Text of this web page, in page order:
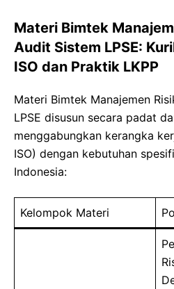
Materi Bimtek
Audit Sistem LPSE:
ISO dan Praktik LKPP
Materi Bimtek Manajemen
LPSE disusun secara padat
menggabungkan kerangka
ISO) dengan kebutuhan
Indonesia:
Kelompok Materi